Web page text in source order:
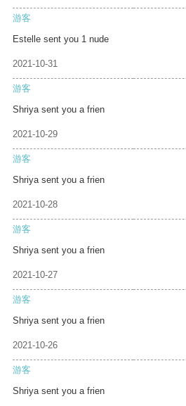
游客
Estelle sent you 1 nude
2021-10-31
游客
Shriya sent you a frien
2021-10-29
游客
Shriya sent you a frien
2021-10-28
游客
Shriya sent you a frien
2021-10-27
游客
Shriya sent you a frien
2021-10-26
游客
Shriya sent you a frien